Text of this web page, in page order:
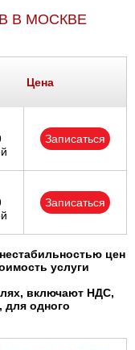
В МОСКВЕ
Цена
Записаться
Записаться
цен
услуги
включают НДС,
для одного